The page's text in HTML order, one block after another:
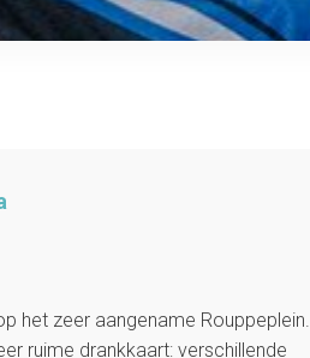
het zeer aangename Rouppeplein.
ruime drankkaart: verschillende